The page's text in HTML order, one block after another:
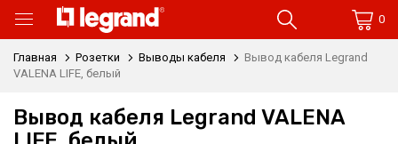
0
Главная Розетки Выводы кабеля
Вывод кабеля Legrand
VALENA LIFE, белый
Вывод кабеля Legrand VALENA